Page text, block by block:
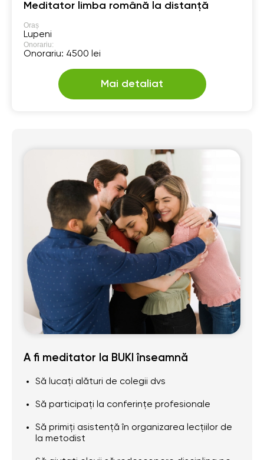
Meditator limba română la distanță
Oraș
Lupeni
Onorariu:
Onorariu: 4500 lei
Mai detaliat
A fi meditator la BUKI înseamnă
Să lucați alături de colegii dvs
Să participați la conferințe profesionale
Să primiți asistență în organizarea lecțiilor de
la metodist